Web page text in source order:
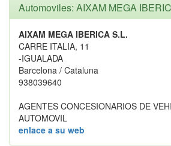
Automoviles: AIXAM MEGA
AIXAM MEGA IBERICA S.L.
CARRE ITALIA, 11
-IGUALADA
Barcelona / Cataluna
938039640
AGENTES CONCESIONARIOS DE
AUTOMOVIL
enlace a su web